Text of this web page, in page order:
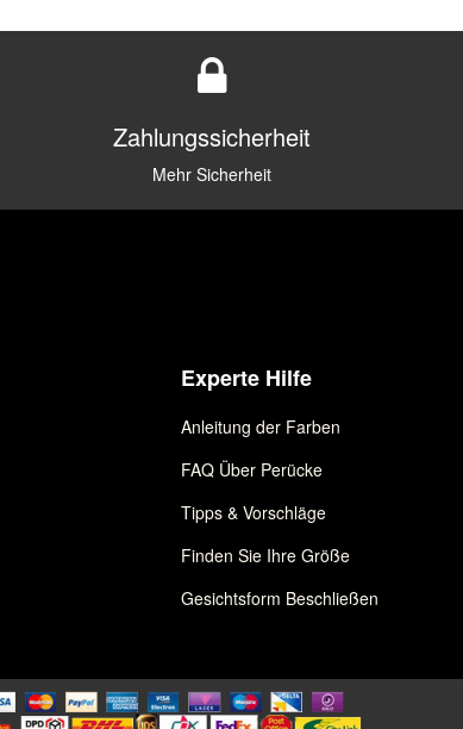
Zahlungssicherheit
Mehr Sicherheit
Experte Hilfe
Anleitung der Farben
FAQ Über Perücke
Tipps & Vorschläge
Finden Sie Ihre Größe
Gesichtsform Beschließen